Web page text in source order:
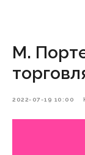
М.
2022-07-19 10:00